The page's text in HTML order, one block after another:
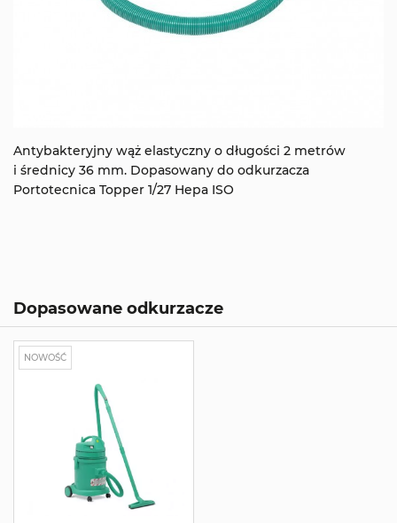
Antybakteryjny wąż elastyczny o długości 2 metrów
i średnicy 36 mm. Dopasowany do odkurzacza
Portotecnica Topper 1/27 Hepa ISO
Dopasowane odkurzacze
NOWOŚĆ